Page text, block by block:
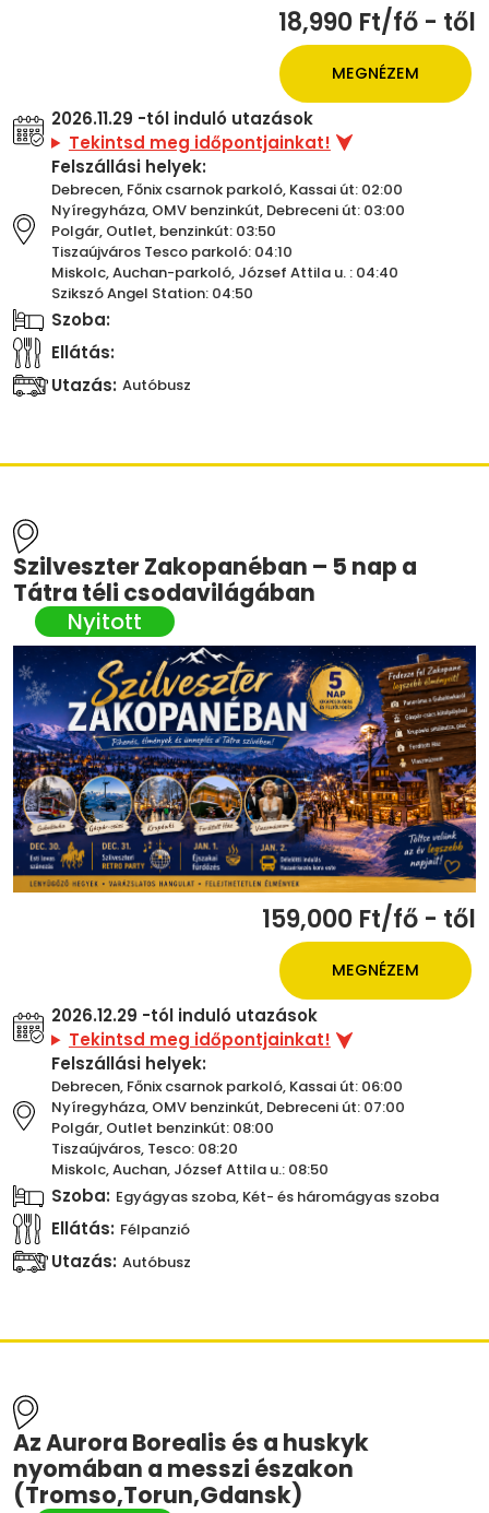
18,990 Ft/fő - től
MEGNÉZEM
2026.11.29 -tól induló utazások
Tekintsd meg időpontjainkat!
Felszállási helyek:
Debrecen, Főnix csarnok parkoló, Kassai út: 02:00
Nyíregyháza, OMV benzinkút, Debreceni út: 03:00
Polgár, Outlet, benzinkút: 03:50
Tiszaújváros Tesco parkoló: 04:10
Miskolc, Auchan-parkoló, József Attila u. : 04:40
Szikszó Angel Station: 04:50
Szoba:
Ellátás:
Utazás: Autóbusz
Szilveszter Zakopanéban – 5 nap a
Tátra téli csodavilágában
159,000 Ft/fő - től
MEGNÉZEM
2026.12.29 -tól induló utazások
Tekintsd meg időpontjainkat!
Felszállási helyek:
Debrecen, Főnix csarnok parkoló, Kassai út: 06:00
Nyíregyháza, OMV benzinkút, Debreceni út: 07:00
Polgár, Outlet benzinkút: 08:00
Tiszaújváros, Tesco: 08:20
Miskolc, Auchan, József Attila u.: 08:50
Szoba: Egyágyas szoba, Két- és háromágyas szoba
Ellátás: Félpanzió
Utazás: Autóbusz
Az Aurora Borealis és a huskyk
nyomában a messzi északon
(Tromso,Torun,Gdansk)